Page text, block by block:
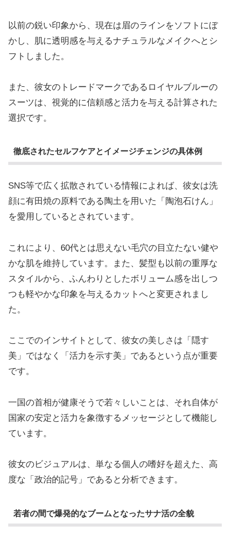
以前の鋭い印象から、現在は眉のラインをソフトにぼ
かし、肌に透明感を与えるナチュラルなメイクへとシ
フトしました。
また、彼女のトレードマークであるロイヤルブルーの
スーツは、視覚的に信頼感と活力を与える計算された
選択です。
徹底されたセルフケアとイメージチェンジの具体例
SNS等で広く拡散されている情報によれば、彼女は洗
顔に有田焼の原料である陶土を用いた「陶泡石けん」
を愛用しているとされています。
これにより、60代とは思えない毛穴の目立たない健や
かな肌を維持しています。また、髪型も以前の重厚な
スタイルから、ふんわりとしたボリューム感を出しつ
つも軽やかな印象を与えるカットへと変更されまし
た。
ここでのインサイトとして、彼女の美しさは「隠す
美」ではなく「活力を示す美」であるという点が重要
です。
一国の首相が健康そうで若々しいことは、それ自体が
国家の安定と活力を象徴するメッセージとして機能し
ています。
彼女のビジュアルは、単なる個人の嗜好を超えた、高
度な「政治的記号」であると分析できます。
若者の間で爆発的なブームとなったサナ活の全貌